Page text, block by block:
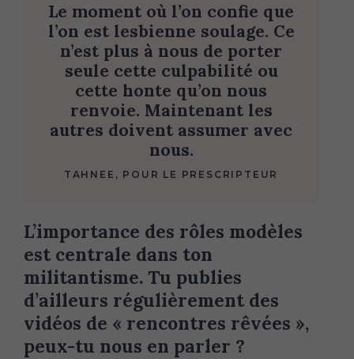
Le moment où l’on confie que
l’on est lesbienne soulage. Ce
n’est plus à nous de porter
seule cette culpabilité ou
cette honte qu’on nous
renvoie. Maintenant les
autres doivent assumer avec
nous.
TAHNEE, POUR LE PRESCRIPTEUR
L’importance des rôles modèles
est centrale dans ton
militantisme. Tu publies
d’ailleurs régulièrement des
vidéos de « rencontres rêvées »,
peux-tu nous en parler ?